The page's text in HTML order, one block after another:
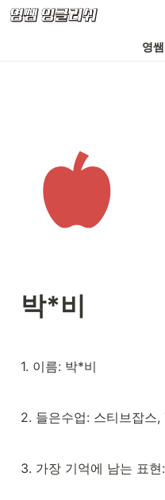
영
박*비
1. 이름: 박*비
2. 들은수업: 스티브잡스
3. 가장 기억에 남는 표현: